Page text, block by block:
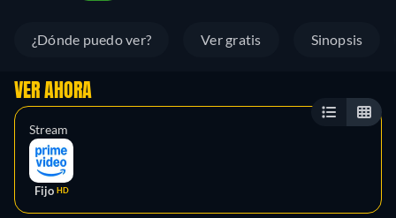
¿Dónde puedo ver? Ver gratis Sinopsis
VER AHORA
Stream
Fijo HD